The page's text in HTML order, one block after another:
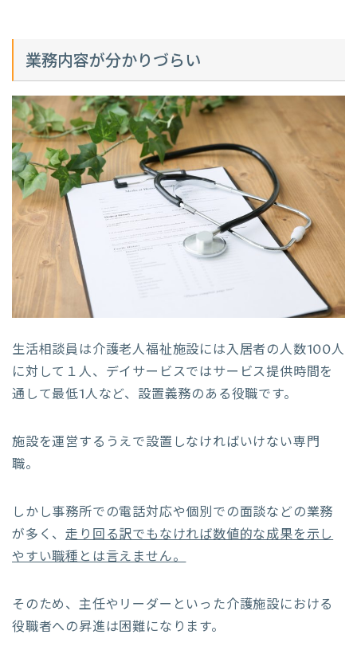
業務内容が分かりづらい
生活相談員は介護老人福祉施設には入居者の人数100人
に対して１人、デイサービスではサービス提供時間を
通して最低1人など、設置義務のある役職です。
施設を運営するうえで設置しなければいけない専門
職。
しかし事務所での電話対応や個別での面談などの業務
が多く、走り回る訳でもなければ数値的な成果を示し
やすい職種とは言えません。
そのため、主任やリーダーといった介護施設における
役職者への昇進は困難になります。